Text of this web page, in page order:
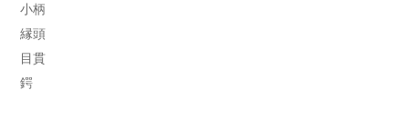
小柄
縁頭
目貫
鍔